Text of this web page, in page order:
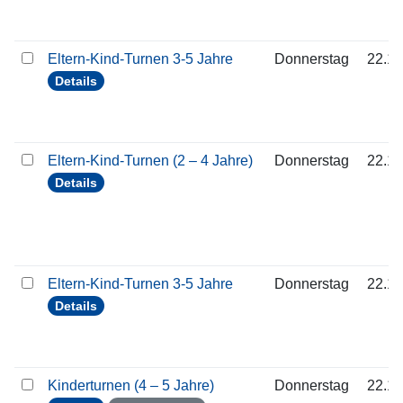
Eltern-Kind-Turnen 3-5 Jahre
Details
Donnerstag
Eltern-Kind-Turnen (2 – 4 Jahre)
Details
Donnerstag
Eltern-Kind-Turnen 3-5 Jahre
Details
Donnerstag
Kinderturnen (4 – 5 Jahre) Donnerstag